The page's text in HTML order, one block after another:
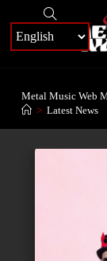
Metal Music Web
> Latest News